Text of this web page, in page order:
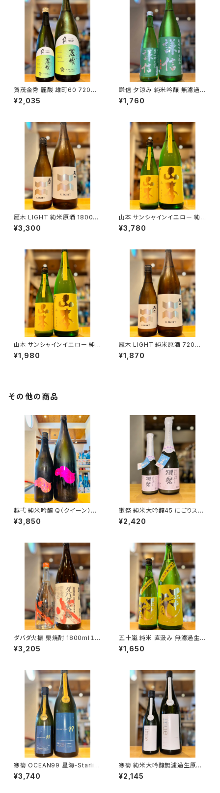
賀茂金秀 麗酸 雄町60 720ml
１本（金光酒造・広島県東広島市
黒瀬町）
¥2,035
謙信 夕涼み 純米吟醸 無濾過生
720ml１本（池田屋酒造・新潟
県糸魚川市新鉄）
¥1,760
雁木 LIGHT 純米原酒 1800ml
１本（八百新酒造・山口県岩国市
今津町）
¥3,300
山本 サンシャインイエロー 純
米吟醸 1800ml１本（山本酒造・
秋田県山本郡八峰町）
¥3,780
山本 サンシャインイエロー 純
米吟醸 720ml１本（山本酒造・
秋田県山本郡八峰町）
¥1,980
雁木 LIGHT 純米原酒 720ml
１本（八百新酒造・山口県岩国市
今津町）
¥1,870
その他の商品
越弌 純米吟醸 Q（クイーン） 1
800ml１本（株式会社越後鶴
亀・新潟県新潟市西蒲区竹野
¥3,850
獺祭 純米大吟醸45 にごりスパ
ークリング 720ml１本（旭酒
造・山口県岩国市周東町）
¥2,420
ダバダ火振 栗焼酎 1800ml１本
（株式会社無手無冠・高知県高
岡郡四万十町）
¥3,205
五十嵐 純米 直汲み 無濾過生原
酒 720ml１本（五十嵐酒造・埼
玉県飯能市大字川寺）
¥1,650
寒菊 OCEAN99 星海-Starlig
ht Sea-2026 純米大吟醸 無
濾過生原酒 1800ml１本（寒菊
¥3,740
寒菊 純米大吟醸無濾過生原酒
雄町50 True White 720ml
１本（寒菊銘醸・千葉県山武市松
¥2,145